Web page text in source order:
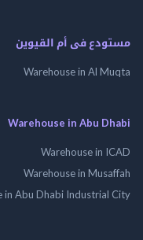
مستودع فى أم القيوين
Warehouse in Al Muqta
Warehouse in Abu Dhabi
Warehouse in ICAD
Warehouse in Musaffah
in Abu Dhabi Industrial City